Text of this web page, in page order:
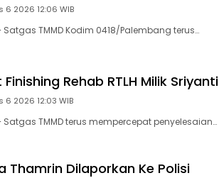
6 2026 12:06 WIB
– Satgas TMMD Kodim 0418/Palembang terus…
Rehab RTLH Milik Sriyanti
6 2026 12:03 WIB
– Satgas TMMD terus mempercepat penyelesaian…
Thamrin Dilaporkan Ke Polisi